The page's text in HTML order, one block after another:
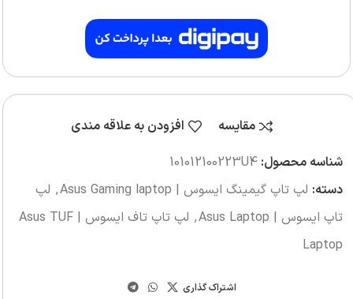
مقایسه
افزودن به علاقه مندی
شناسه محصول:101012100223U4
دسته: لپ تاپ گیمینگ ایسوس | Asus Gaming laptop , لپ
تاپ ایسوس | Asus Laptop
,
لپ تاپ تاف ایسوس | Asus TUF
Laptop
اشتراک گذاری